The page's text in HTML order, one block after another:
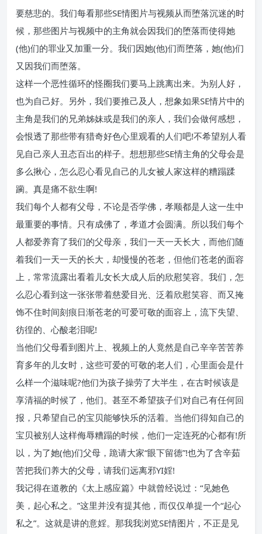
要慈悲的。我们每看那些SE情图片与视频从而堕落沉迷的时
候，那些图片与视频中的主角就会因我们的堕落而使得她
(他)们的罪业又加重一分。我们因她(他)们而堕落，她(他)们
又因我们而堕落。
这样一个恶性循环的怪圈我们要马上跳离出来。为别人好，
也为自己好。另外，我们要推己及人，想象如果SE情片中的
主角是我们的兄弟姊妹或是我们的亲人，我们会做何感想，
会恨透了那些带有猎奇好色心里观看的人们吧!不希望别人看
见自己亲人丑态百出的样子。想想那些SE情主角的父母会是
多么揪心，怎么忍心看见自己的儿女被人家这样的糟蹋蹂
躏。真是痛不欲生啊!
我们每个人都有父母，不论是否学佛，孝顺都是人这一生中
最重要的事情。只有成佛了，孝道才会圆满。所以我们每个
人都爱养育了我们的父母亲，我们一天一天长大，而他们随
着我们一天一天的长大，却慢慢的苍老，但他们苍老的面容
上，常常流露出看着儿女长大成人后的欣慰笑容。我们，怎
么忍心看到这一张张带着慈爱目光、泛着欣慰笑容、而又掩
饰不住时间刻痕日渐苍老的可爱可敬的面容上，流下失望、
彷徨的、心酸老泪呢!
当他们父母看到图片上、视频上的人竟然是自己辛辛苦苦养
育多年的儿女时，这些可爱的可敬的老人们，心里面会是什
么样一个滋味呢?他们为孩子操劳了大半生，在古时候该是
享清福的时候了，他们。甚至不希望孩子们对自己有任何回
报，只希望自己的宝贝能够快乐的活着。当他们得知自己的
宝贝被别人这样侮辱糟蹋的时候，他们一定连死的心都有!所
以，为了她(他)们父母，跪请大家“眼下留德”!也为了含辛茹
苦把我们养大的父母，请我们远离邪YI婬!
我记得在道教的《太上感应篇》中就曾经说过：“见她色
美，起心私之。”这里并没有提其他，而仅仅单提一个“起心
私之”。这就是讲的意婬。那我我浏览SE情图片，不正是见